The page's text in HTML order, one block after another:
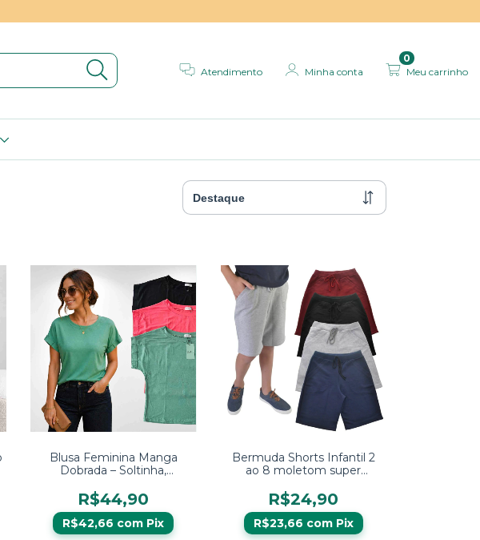
Atendimento Minha conta Meu carrinho
0
Blusa Feminina Manga
Dobrada – Soltinha,
R$44,90
R$42,66 com Pix
Bermuda Shorts Infantil 2
ao 8 moletom super
R$24,90
R$23,66 com Pix